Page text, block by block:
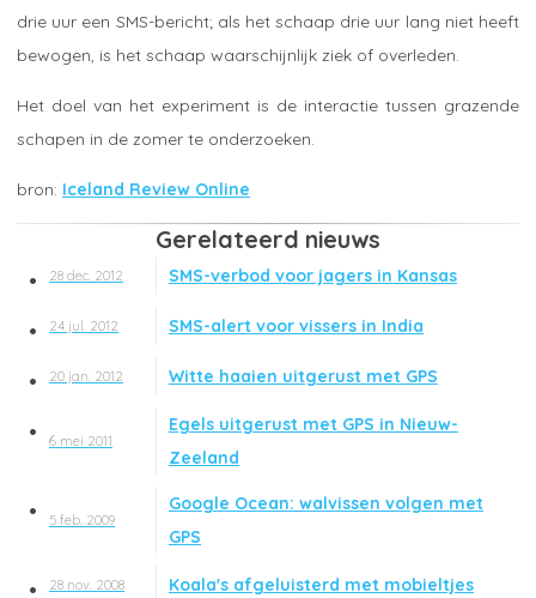
drie uur een SMS-bericht; als het schaap drie uur lang niet heeft
bewogen, is het schaap waarschijnlijk ziek of overleden.
Het doel van het experiment is de interactie tussen grazende
schapen in de zomer te onderzoeken.
Iceland Review Online
Gerelateerd nieuws
28 dec. 2012 SMS-verbod voor jagers in Kansas
24 jul. 2012 SMS-alert voor vissers in India
20 jan. 2012 Witte haaien uitgerust met GPS
6 mei 2011
Egels uitgerust met GPS in Nieuw-
Zeeland
5 feb. 2009
Google Ocean: walvissen volgen met
GPS
28 nov. 2008 Koala's afgeluisterd met mobieltjes